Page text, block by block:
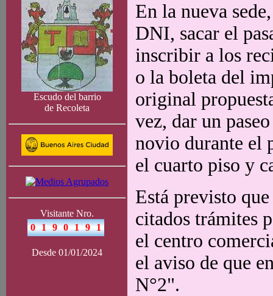
Escudo del barrio
de Recoleta
Visitante Nro.
Desde 01/01/2024
En la nueva
DNI, sacar el
inscribir a los
o la boleta del
original
vez, dar un
novio durante el
el cuarto piso y
Está previsto
citados trámites
el centro
el aviso de que
N°2".